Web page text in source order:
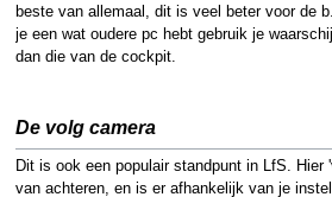
beste van allemaal, dit is veel beter voor de
je een wat oudere pc hebt gebruik je
dan die van de cockpit.
De volg camera
Dit is ook een populair standpunt in LfS. Hier
van achteren, en is er afhankelijk van je